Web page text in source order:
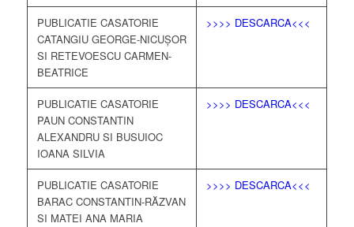
PUBLICATIE CASATORIE
CATANGIU GEORGE-NICUȘOR
SI RETEVOESCU CARMEN-
BEATRICE
>>>> DESCARCA<<<
PUBLICATIE CASATORIE
PAUN CONSTANTIN
ALEXANDRU SI BUSUIOC
IOANA SILVIA
>>>> DESCARCA<<<
PUBLICATIE CASATORIE
BARAC CONSTANTIN-RĂZVAN
SI MATEI ANA MARIA
>>>> DESCARCA<<<